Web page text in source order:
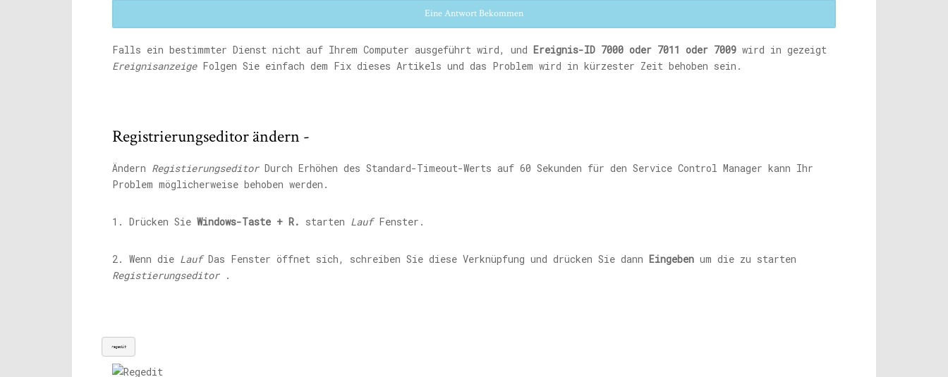
Eine Antwort Bekommen
Falls ein bestimmter Dienst nicht auf Ihrem Computer ausgeführt wird, und Ereignis-ID 7000 oder 7011 oder 7009 wird in gezeigt
EreignisanzeigeFolgen Sie einfach dem Fix dieses Artikels und das Problem wird in kürzester Zeit behoben sein.
Registrierungseditor ändern -
Ändern RegistierungseditorDurch Erhöhen des Standard-Timeout-Werts auf 60 Sekunden für den Service Control Manager kann Ihr
Problem möglicherweise behoben werden.
1. Drücken Sie Windows-Taste + R. starten LaufFenster.
2. Wenn die LaufDas Fenster öffnet sich, schreiben Sie diese Verknüpfung und drücken Sie dann Eingeben um die zu starten
Registierungseditor.
regedit